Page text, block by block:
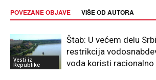
POVEZANE OBJAVE VIŠE OD AUTORA
Vesti iz
Republike
Štab: U većem delu
restrikcija
voda koristi racionalno